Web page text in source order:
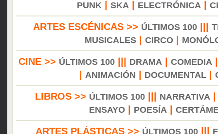
PUNK
SKA ELECTRÓNICA
ARTES ESCÉNICAS >> ÚLTIMOS 100
MUSICALES
CIRCO
CINE >> ÚLTIMOS 100||| DRAMA COMEDIA
ANIMACIÓN DOCUMENTAL|
LIBROS >> ÚLTIMOS 100 NARRATIVA
ENSAYO| POESÍA
ARTES PLÁSTICAS >> ÚLTIMOS 100|||